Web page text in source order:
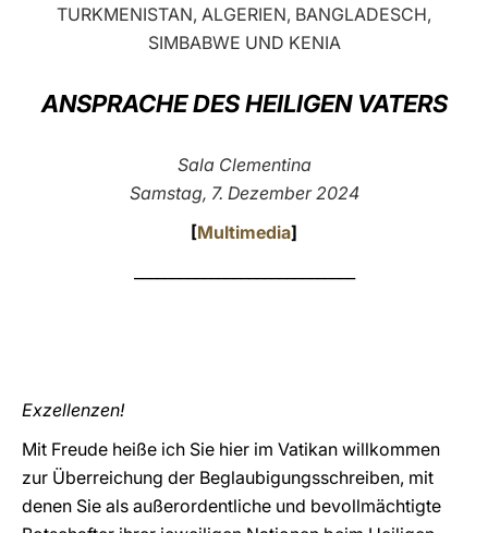
LATINE
TURKMENISTAN, ALGERIEN, BANGLADESCH,
SIMBABWE UND KENIA
ANSPRACHE DES HEILIGEN VATERS
Sala Clementina
Samstag, 7. Dezember 2024
[Multimedia]
Exzellenzen!
Mit Freude heiße ich Sie hier im Vatikan willkommen
zur Überreichung der Beglaubigungsschreiben, mit
denen Sie als außerordentliche und bevollmächtigte